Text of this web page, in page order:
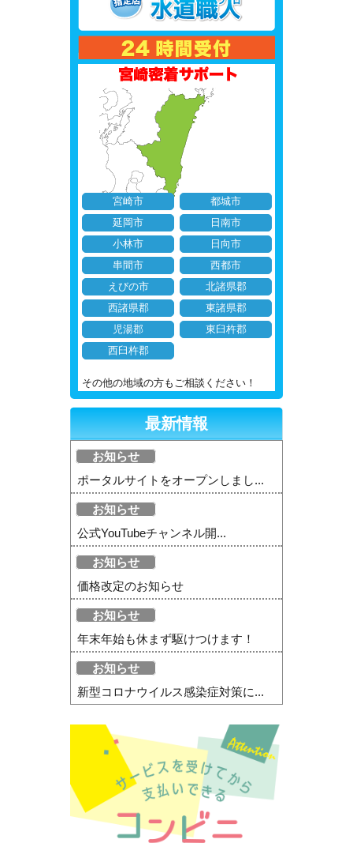
宮崎市
都城市
延岡市
日南市
小林市
日向市
串間市
西都市
えびの市
北諸県郡
西諸県郡
東諸県郡
児湯郡
東臼杵郡
西臼杵郡
その他の地域の方もご相談ください！
最新情報
お知らせ
ポータルサイトをオープンしまし...
お知らせ
公式YouTubeチャンネル開...
お知らせ
価格改定のお知らせ
お知らせ
年末年始も休まず駆けつけます！
お知らせ
新型コロナウイルス感染症対策に...